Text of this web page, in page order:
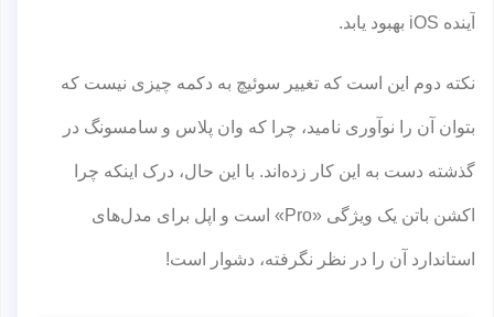
آینده iOS بهبود یابد.
نکته دوم این است که تغییر سوئیچ به دکمه چیزی نیست که
بتوان آن را نوآوری نامید، چرا که وان پلاس و سامسونگ در
گذشته دست به این کار زده‌اند. با این حال، درک اینکه چرا
اکشن باتن یک ویژگی «Pro» است و اپل برای مدل‌های
استاندارد آن را در نظر نگرفته، دشوار است!